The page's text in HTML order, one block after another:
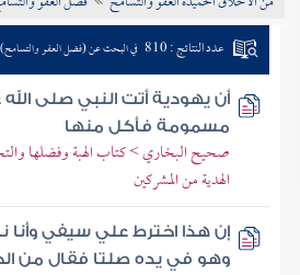
عدد النتائج : 810 في البحث عن (فضل العفو والتسامح)
أن يهودية أتت النبي صلى
مسمومة فأكل منها
صحيح البخاري > كتاب الهبة وفضلها
الهدية من المشركين
إن هذا اخترط علي سيفي
وهو في يده صلتا فقال من